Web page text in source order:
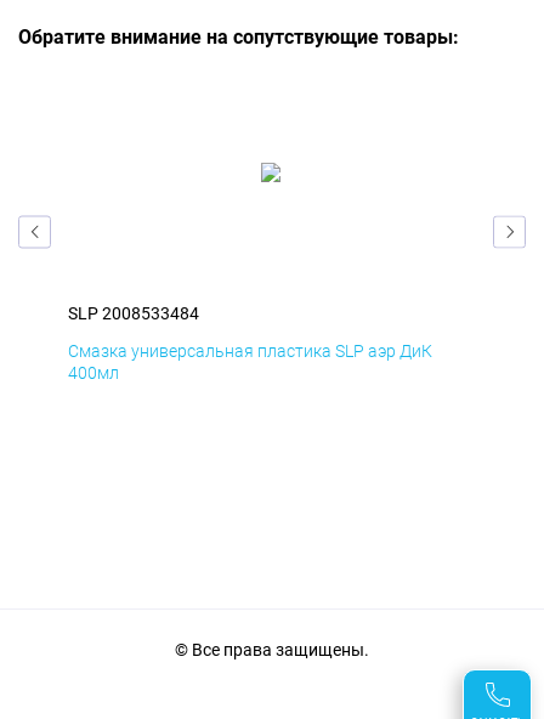
Обратите внимание на сопутствующие товары:
SLP 2008533484
Смазка универсальная пластика SLP аэр ДиК
400мл
© Все права защищены.